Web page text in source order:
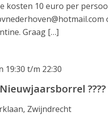
kosten 10 euro per
Graag […]
19:30 t/m 22:30
????
Zwijndrecht